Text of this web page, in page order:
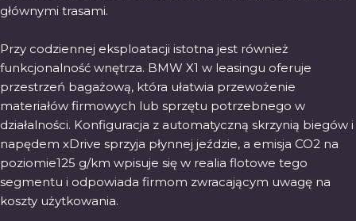
głównymi trasami.
Przy codziennej eksploatacji istotna jest również
funkcjonalność wnętrza. BMW X1 w leasingu oferuje
przestrzeń bagażową, która ułatwia przewożenie
materiałów firmowych lub sprzętu potrzebnego w
działalności. Konfiguracja z automatyczną skrzynią biegów i
napędem xDrive sprzyja płynnej jeździe, a emisja CO2 na
poziomie125 g/km wpisuje się w realia flotowe tego
segmentu i odpowiada firmom zwracającym uwagę na
koszty użytkowania.